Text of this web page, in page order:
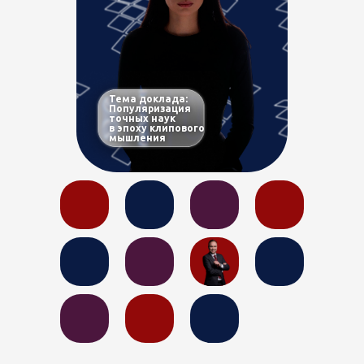
Тема доклада:
Популяризация
точных наук
в эпоху клипового
мышления